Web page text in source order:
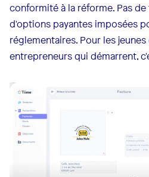
conformité à la réforme. Pas de
d'options payantes imposées
réglementaires. Pour les
entrepreneurs qui démarrent,